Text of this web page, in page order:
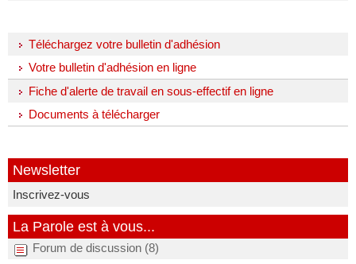
Téléchargez votre bulletin d'adhésion
Votre bulletin d'adhésion en ligne
Fiche d'alerte de travail en sous-effectif en ligne
Documents à télécharger
Newsletter
Inscrivez-vous
La Parole est à vous...
Forum de discussion (8)